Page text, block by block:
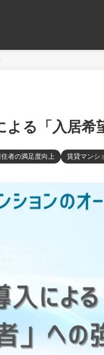
よる「入居希
住者の満足度向上 賃貸マンシ